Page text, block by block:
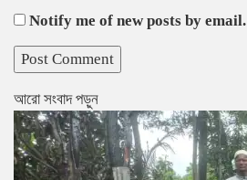
Notify me of new posts by email.
আরো সংবাদ পড়ুন